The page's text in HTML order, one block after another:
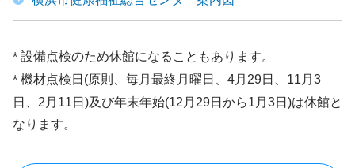
設備点検のため休館になることもあります。
機材点検日(原則、毎月最終月曜日、4月29日、11月3
日、2月11日)及び年末年始(12月29日から1月3日)は休館と
なります。